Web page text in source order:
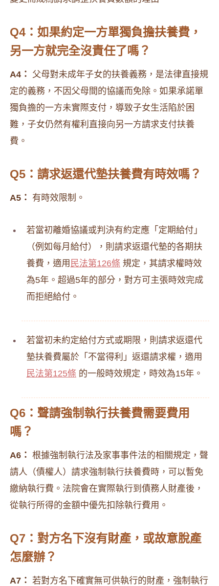
Q4：如果約定一方單獨負擔扶養費，
另一方就完全沒責任了嗎？
A4：
父母對未成年子女的扶養義務，是法律直接規
定的義務，不因父母間的協議而免除。如果承諾單
獨負擔的一方未實際支付，導致子女生活陷於困
難，子女仍然有權利直接向另一方請求支付扶養
費。
Q5：請求返還代墊扶養費有時效嗎？
A5： 有時效限制。
若當初離婚協議或判決有約定應「定期給付」
（例如每月給付），則請求返還代墊的各期扶
養費，適用 民法第126條 規定，其請求權時效
為5年。超過5年的部分，對方可主張時效完成
而拒絕給付。
若當初未約定給付方式或期限，則請求返還代
墊扶養費屬於「不當得利」返還請求權，適用
民法第125條 的一般時效規定，時效為15年。
Q6：聲請強制執行扶養費需要費用
嗎？
A6： 根據強制執行法及家事事件法的相關規定，聲
請人（債權人）請求強制執行扶養費時，可以暫免
繳納執行費。法院會在實際執行到債務人財產後，
從執行所得的金額中優先扣除執行費用。
Q7：對方名下沒有財產，或故意脫產
怎麼辦？
A7： 若對方名下確實無可供執行的財產，強制執行